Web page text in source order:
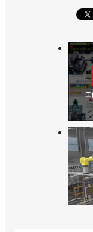
動搬送に／安川
に挑戦／安川電
>>[直前特集
社会実装／安川
>>可搬質量35
発売／安川電機
>>双腕ロボッ
センターを開